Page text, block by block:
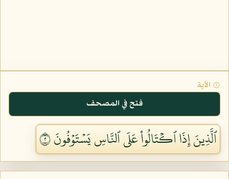
۞ الآية
فتح في المصحف
ٱلَّذِينَ إِذَا ٱكۡتَالُواْ عَلَى ٱلنَّاسِ يَسۡتَوۡفُونَ ٢